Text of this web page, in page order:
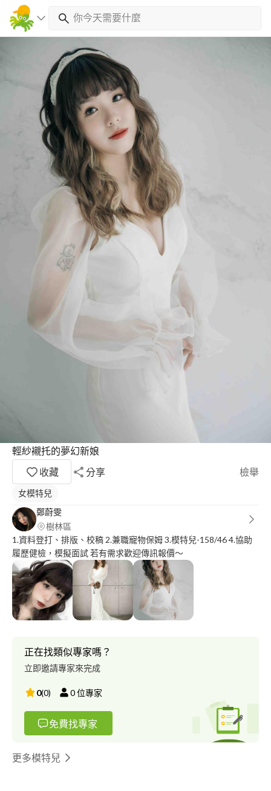
輕紗襯托的夢幻新娘
收藏
分享 檢舉
女模特兒
鄭蔚雯
樹林區
1.資料登打、排版、校稿 2.兼職寵物保姆 3.模特兒-158/46 4.協助
履歷健檢，模擬面試 若有需求歡迎傳訊報價～
正在找類似專家嗎？
立即邀請專家來完成
0(0) 0位專家
免費找專家
更多模特兒